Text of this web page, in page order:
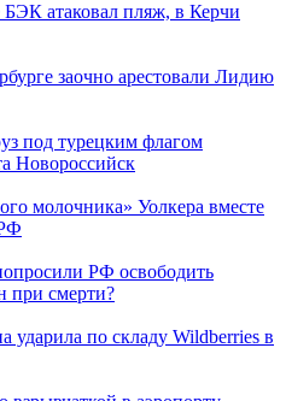
атаковал пляж, в Керчи
заочно арестовали Лидию
под турецким флагом
Новороссийск
молочника» Уолкера вместе
РФ освободить
при смерти?
ударила по складу Wildberries в